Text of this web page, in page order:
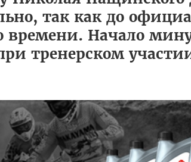
так как до
времени. Начало
тренерском